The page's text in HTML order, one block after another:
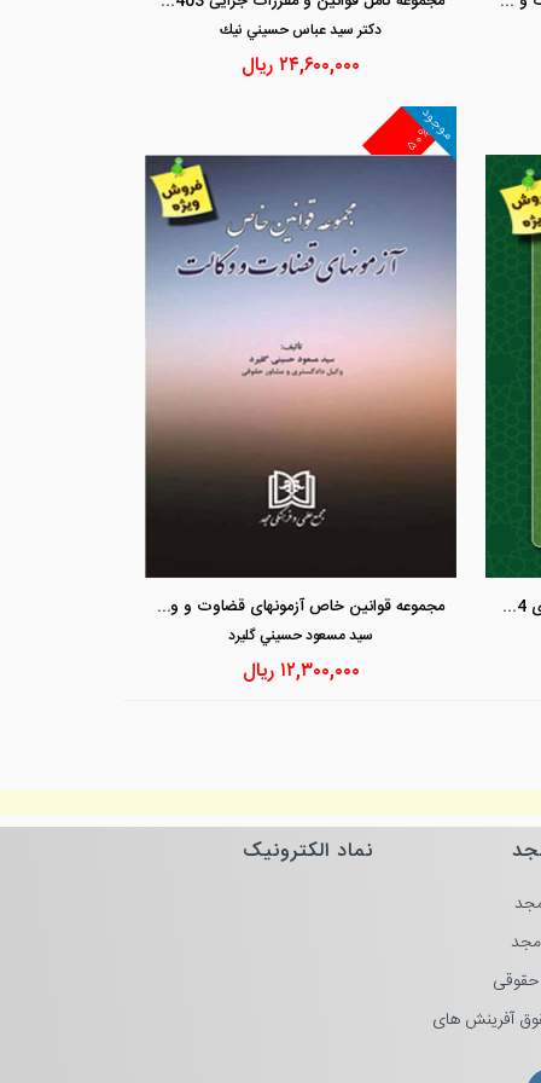
دكتر سيد عباس حسيني نيك
۲۴,۶۰۰,۰۰۰ریال
مجموعه کامل قوانین و مقررات شهرداری 1404 - فروش ویژه
۵۰%
موجود
مجموعه قوانین خاص آزمونهای قضاوت و وکالت
سيد مسعود حسيني گليرد
۱۲,۳۰۰,۰۰۰ ریال
آفرینش های
نماد الکترونیک